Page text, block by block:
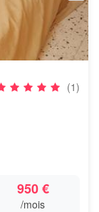
(1)
950 €
/mois